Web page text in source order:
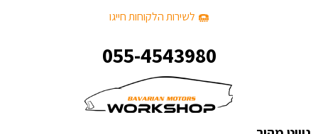
לשירות הלקוחות חייגו
055-4543980